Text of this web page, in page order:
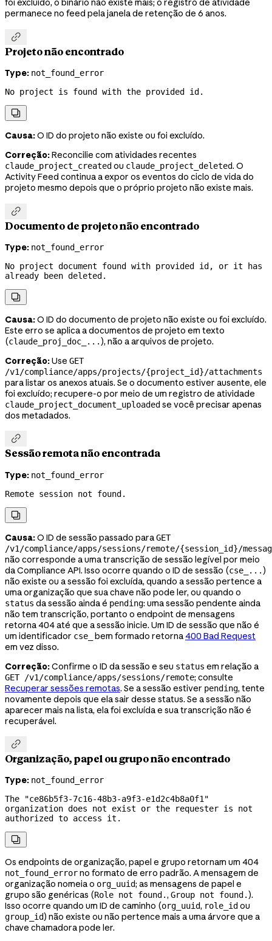
foi excluído, o binário não existe mais; o registro de atividade
permanece no feed pela janela de retenção de 6 anos.

Projeto não encontrado
Type: not_found_error
No project is found with the provided id.

Causa:O ID do projeto não existe ou foi excluído.
Correção:Reconcilie com atividades recentes
claude_project_created ou claude_project_deleted. O
Activity Feed continua a expor os eventos do ciclo de vida do
projeto mesmo depois que o próprio projeto não existe mais.

Documento de projeto não encontrado
Type: not_found_error
No project document found with provided id, or it has
already been deleted.

Causa:O ID do documento de projeto não existe ou foi excluído.
Este erro se aplica a documentos de projeto em texto
(claude_proj_doc_...), não a arquivos de projeto.
Correção:Use GET
/v1/compliance/apps/projects/{project_id}/attachments
para listar os anexos atuais. Se o documento estiver ausente, ele
foi excluído; recupere-o por meio de um registro de atividade
claude_project_document_uploaded se você precisar apenas
dos metadados.

Sessão remota não encontrada
Type: not_found_error
Remote session not found.

Causa:O ID de sessão passado paraGET
/v1/compliance/apps/sessions/remote/{session_id}/
não corresponde a uma transcrição de sessão legível por meio
da Compliance API. Isso ocorre quando o ID de sessão (cse_...)
não existe ou a sessão foi excluída, quando a sessão pertence a
uma organização que sua chave não pode ler, ou quando o
status da sessão ainda é pending: uma sessão pendente ainda
não tem transcrição, portanto o endpoint de mensagens
retorna 404 até que a sessão inicie. Um ID de sessão que não é
um identificador cse_ bem formado retorna400 Bad Request
em vez disso.
Correção:Confirme o ID da sessão e seu status em relação a
GET /v1/compliance/apps/sessions/remote; consulte
Recuperar sessões remotas. Se a sessão estiver pending, tente
novamente depois que ela sair desse status. Se a sessão não
aparecer mais na lista, ela foi excluída e sua transcrição não é
recuperável.

Organização, papel ou grupo não encontrado
Type: not_found_error
The "ce86b5f3-7c16-48b3-a9f3-e1d2c4b8a0f1"
organization does not exist or the requester is not
authorized to access it.

Os endpoints de organização, papel e grupo retornam um 404
not_found_errorno formato de erro padrão. A mensagem de
organização nomeia o org_uuid; as mensagens de papel e
grupo são genéricas (Role not found., Group not found. ).
Isso ocorre quando um ID de caminho (org_uuid, role_id ou
group_id) não existe ou não pertence mais a uma árvore que a
chave chamadora pode ler.